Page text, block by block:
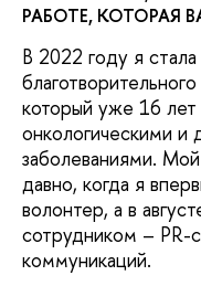
РАБОТЕ, КОТОРАЯ
В 2022 году я
который уже 16
онкологическими
заболеваниями.
давно, когда я
волонтер, а в
сотрудником – PR-
коммуникаций.